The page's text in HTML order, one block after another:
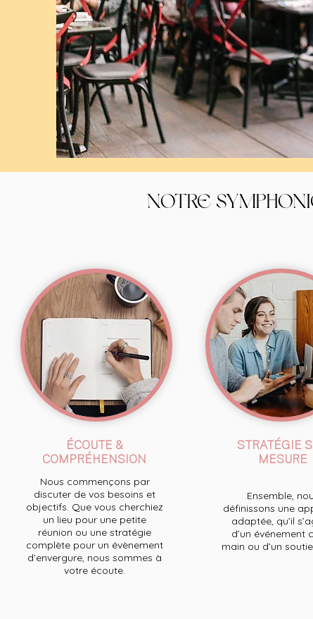
NOTRE
ÉCOUTE &
COMPRÉHENSION
Nous commençons par
discuter de vos besoins et
objectifs. Que vous cherchiez
un lieu pour une petite
réunion ou une stratégie
complète pour un évènement
d’envergure, nous sommes à
votre écoute.
STRATÉGIE
MESURE
Ensemble,
définissons une
adaptée, qu’il
d’un événement
main ou d’un